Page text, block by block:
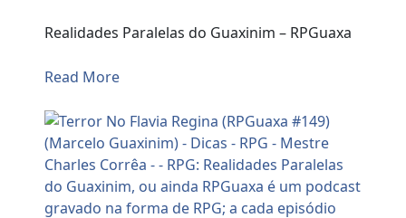
Realidades Paralelas do Guaxinim – RPGuaxa
Read More